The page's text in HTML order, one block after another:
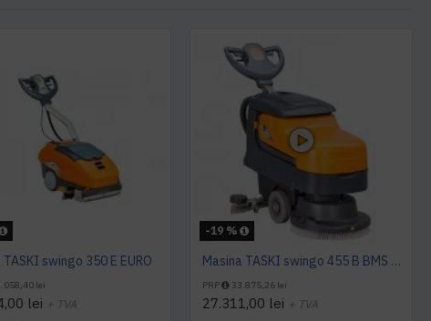
TASKI swingo 350 E EURO
lei
lei + TVA
-19 %
Masina TASKI swingo 455 B BMS EURO, 900 W
PRP 33.875,26 lei
27.311,00 lei + TVA